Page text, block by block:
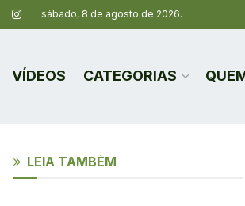
sábado, 8 de agosto de 2026.
VÍDEOS CATEGORIAS
LEIA TAMBÉM